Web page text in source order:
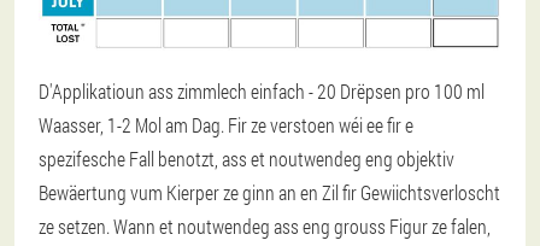
D'Applikatioun ass zimmlech einfach - 20 Drëpsen pro 100 ml
Waasser, 1-2 Mol am Dag. Fir ze verstoen wéi ee fir e
spezifesche Fall benotzt, ass et noutwendeg eng objektiv
Bewäertung vum Kierper ze ginn an en Zil fir Gewiichtsverloscht
ze setzen. Wann et noutwendeg ass eng grouss Figur ze falen,